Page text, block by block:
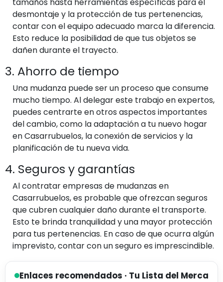
desmontaje y la protección de tus pertenencias,
contar con el equipo adecuado marca la diferencia.
Esto reduce la posibilidad de que tus objetos se
dañen durante el trayecto.
3. Ahorro de tiempo
Una mudanza puede ser un proceso que consume
mucho tiempo. Al delegar este trabajo en expertos,
puedes centrarte en otros aspectos importantes
del cambio, como la adaptación a tu nuevo hogar
en Casarrubuelos, la conexión de servicios y la
planificación de tu nueva vida.
4. Seguros y garantías
Al contratar empresas de mudanzas en
Casarrubuelos, es probable que ofrezcan seguros
que cubren cualquier daño durante el transporte.
Esto te brinda tranquilidad y una mayor protección
para tus pertenencias. En caso de que ocurra algún
imprevisto, contar con un seguro es imprescindible.
Enlaces recomendados · Tu Lista del Merca